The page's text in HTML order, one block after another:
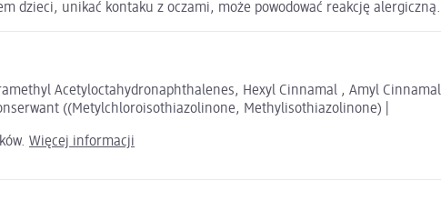
dzieci, unikać kontaku z oczami, może powodować reakcję alergiczną.
Acetyloctahydronaphthalenes, Hexyl Cinnamal , Amyl
((Metylchloroisothiazolinone, Methylisothiazolinone) |
Więcej informacji